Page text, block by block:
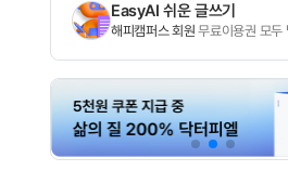
EasyAI 쉬운 글쓰기
해피캠퍼스 회원 무료이용권 모두